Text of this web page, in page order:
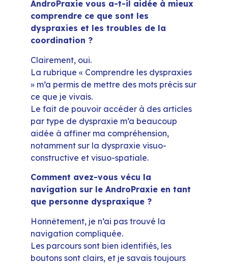
AndroPraxie vous a-t-il aidée à mieux
comprendre ce que sont les
dyspraxies et les troubles de la
coordination ?
Clairement, oui.
La rubrique « Comprendre les dyspraxies
» m’a permis de mettre des mots précis sur
ce que je vivais.
Le fait de pouvoir accéder à des articles
par type de dyspraxie m’a beaucoup
aidée à affiner ma compréhension,
notamment sur la dyspraxie visuo-
constructive et visuo-spatiale.
Comment avez-vous vécu la
navigation sur le AndroPraxie en tant
que personne dyspraxique ?
Honnêtement, je n’ai pas trouvé la
navigation compliquée.
Les parcours sont bien identifiés, les
boutons sont clairs, et je savais toujours